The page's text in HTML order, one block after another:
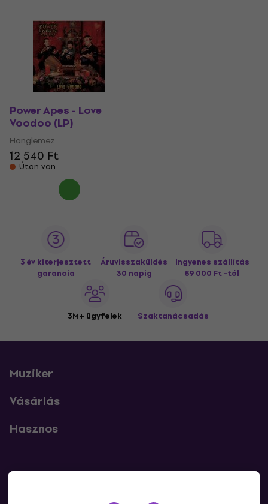
Power Apes - Love
Voodoo (LP)
Hanglemez
12 540 Ft
Úton van
3 év kiterjesztett
garancia
Áruvisszaküldés
30 napig
Ingyenes szállítás
59 000 Ft -tól
3M+ ügyfelek Szaktanácsadás
Muziker
Vásárlás
Hasznos